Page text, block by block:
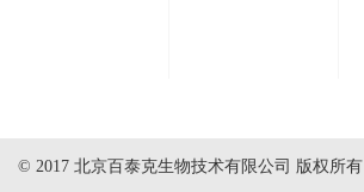
© 2017 北京百泰克生物技术有限公司 版权所有